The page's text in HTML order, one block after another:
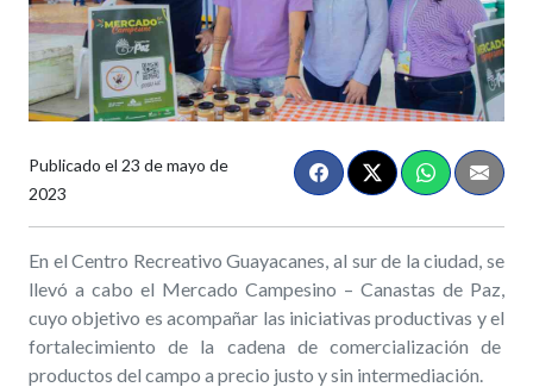
Publicado el 23 de mayo de
2023
En el Centro Recreativo Guayacanes, al sur de la ciudad, se
llevó a cabo el Mercado Campesino – Canastas de Paz,
cuyo objetivo es acompañar las iniciativas productivas y el
fortalecimiento de la cadena de comercialización de
productos del campo a precio justo y sin intermediación.